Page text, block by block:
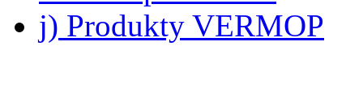
j) Produkty VERMOP